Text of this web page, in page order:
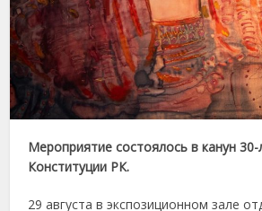
Мероприятие состоялось в канун 30-
Конституции РК.
29 августа в экспозиционном зале